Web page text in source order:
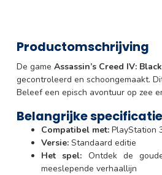
Productomschrijving
De game Assassin’s Creed IV:
gecontroleerd en schoongemaakt.
Beleef een episch avontuur op zee
Belangrijke
Compatibel met: PlayStation
Versie: Standaard editie
Het spel: Ontdek de
meeslepende verhaallijn